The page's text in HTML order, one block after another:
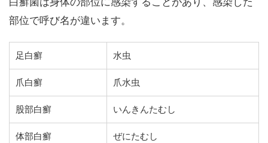
部位で呼び名が違います。
足白癬 水虫
爪白癬 爪水虫
股部白癬 いんきんたむし
体部白癬 ぜにたむし